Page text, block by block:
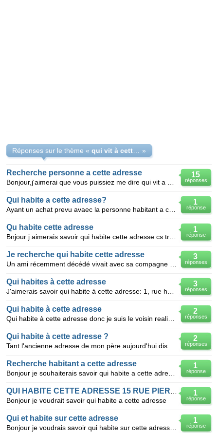
Réponses sur le thème « »
15
réponses
Recherche personne a cette adresse
1
réponse
Qui habite a cette adresse?
1
réponse
Qu habite cette adresse
3
réponses
Je recherche qui habite cette adresse
3
réponses
Qui habites à cette adresse
2
réponses
Qui habite à cette adresse
2
réponses
Qui habite à cette adresse ?
1
réponse
Recherche habitant a cette adresse
1
réponse
Bonjour je voudrait savoir qui habite a cette adresse
1
réponse
Qui et habite sur cette adresse